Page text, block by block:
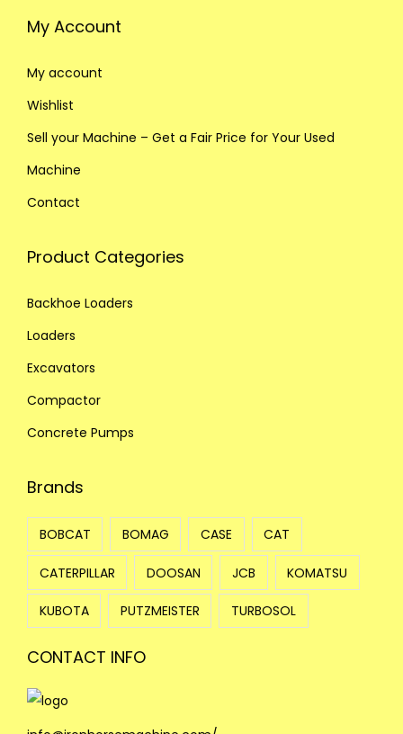
My Account
My account
Wishlist
Sell your Machine – Get a Fair Price for Your Used
Machine
Contact
Product Categories
Backhoe Loaders
Loaders
Excavators
Compactor
Concrete Pumps
Brands
BOBCAT BOMAG CASE CAT
CATERPILLAR DOOSAN JCB KOMATSU
KUBOTA PUTZMEISTER TURBOSOL
CONTACT INFO